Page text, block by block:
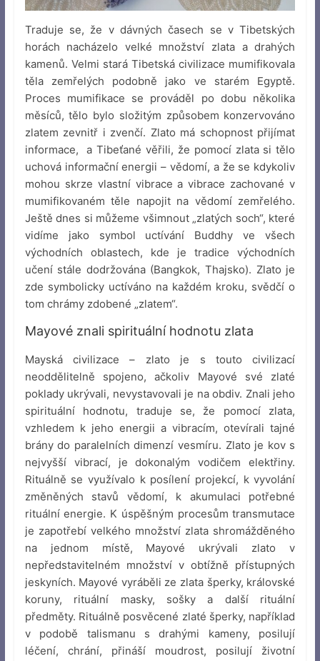
Traduje se, že v dávných časech se v Tibetských
horách nacházelo velké množství zlata a drahých
kamenů. Velmi stará Tibetská civilizace mumifikovala
těla zemřelých podobně jako ve starém Egyptě.
Proces mumifikace se prováděl po dobu několika
měsíců, tělo bylo složitým způsobem konzervováno
zlatem zevnitř i zvenčí. Zlato má schopnost přijímat
informace, a Tibeťané věřili, že pomocí zlata si tělo
uchová informační energii – vědomí, a že se kdykoliv
mohou skrze vlastní vibrace a vibrace zachované v
mumifikovaném těle napojit na vědomí zemřelého.
Ještě dnes si můžeme všimnout „zlatých soch“, které
vidíme jako symbol uctívání Buddhy ve všech
východních oblastech, kde je tradice východních
učení stále dodržována (Bangkok, Thajsko). Zlato je
zde symbolicky uctíváno na každém kroku, svědčí o
tom chrámy zdobené „zlatem“.
Mayové znali spirituální hodnotu zlata
Mayská civilizace – zlato je s touto civilizací
neoddělitelně spojeno, ačkoliv Mayové své zlaté
poklady ukrývali, nevystavovali je na obdiv. Znali jeho
spirituální hodnotu, traduje se, že pomocí zlata,
vzhledem k jeho energii a vibracím, otevírali tajné
brány do paralelních dimenzí vesmíru. Zlato je kov s
nejvyšší vibrací, je dokonalým vodičem elektřiny.
Rituálně se využívalo k posílení projekcí, k vyvolání
změněných stavů vědomí, k akumulaci potřebné
rituální energie. K úspěšným procesům transmutace
je zapotřebí velkého množství zlata shromážděného
na jednom místě, Mayové ukrývali zlato v
nepředstavitelném množství v obtížně přístupných
jeskyních. Mayové vyráběli ze zlata šperky, královské
koruny, rituální masky, sošky a další rituální
předměty. Rituálně posvěcené zlaté šperky, například
v podobě talismanu s drahými kameny, posilují
léčení, chrání, přináší moudrost, posilují životní